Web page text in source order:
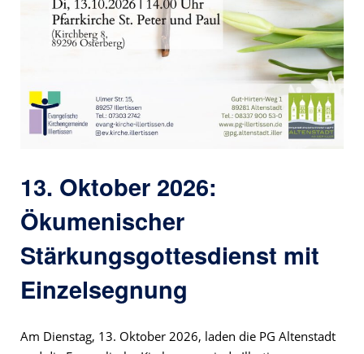
13. Oktober 2026:
Ökumenischer
Stärkungsgottesdienst mit
Einzelsegnung
Am Dienstag, 13. Oktober 2026, laden die PG Altenstadt